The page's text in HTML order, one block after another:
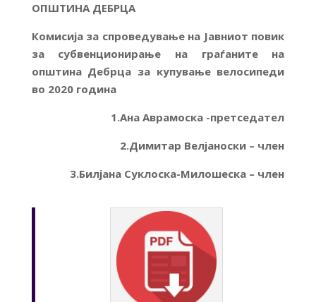
ОПШТИНА ДЕБРЦА
Комисија за спроведување на Јавниот повик
за субвенционирање на граѓаните на
општина Дебрца за купување велосипеди
во 2020 година
1.Ана Аврамоска -претседател
2.Димитар Велјаноски – член
3.Билјана Суклоска-Милошеска – член